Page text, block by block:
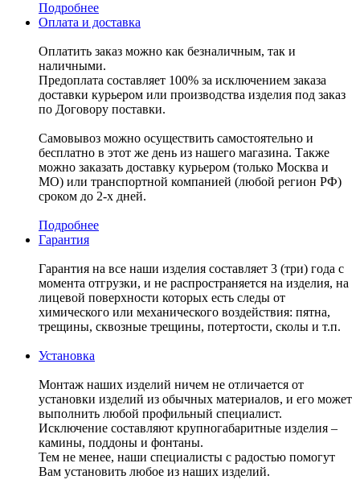
Подробнее
Оплата и доставка
Оплатить заказ можно как безналичным, так и
наличными.
Предоплата составляет 100% за исключением заказа
доставки курьером или производства изделия под заказ
по Договору поставки.
Самовывоз можно осуществить самостоятельно и
бесплатно в этот же день из нашего магазина. Также
можно заказать доставку курьером (только Москва и
МО) или транспортной компанией (любой регион РФ)
сроком до 2-х дней.
Подробнее
Гарантия
Гарантия на все наши изделия составляет 3 (три) года с
момента отгрузки, и не распространяется на изделия, на
лицевой поверхности которых есть следы от
химического или механического воздействия: пятна,
трещины, сквозные трещины, потертости, сколы и т.п.
Установка
Монтаж наших изделий ничем не отличается от
установки изделий из обычных материалов, и его может
выполнить любой профильный специалист.
Исключение составляют крупногабаритные изделия –
камины, поддоны и фонтаны.
Тем не менее, наши специалисты с радостью помогут
Вам установить любое из наших изделий.